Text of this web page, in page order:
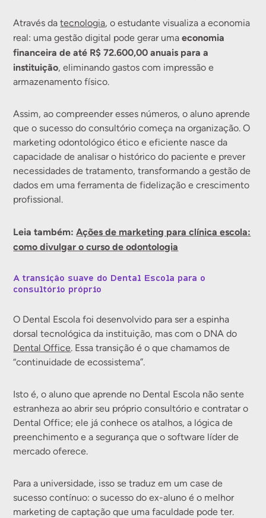
Através datecnologia, o estudante visualiza a economia
real: uma gestão digital pode gerar umaeconomia
financeira de até R$ 72.600,00 anuais para a
instituição, eliminando gastos com impressão e
armazenamento físico.
Assim, ao compreender esses números, o aluno aprende
que o sucesso do consultório começa na organização. O
marketing odontológico ético e eficiente nasce da
capacidade de analisar o histórico do paciente e prever
necessidades de tratamento, transformando a gestão de
dados em uma ferramenta de fidelização e crescimento
profissional.
Leia também: Ações de marketing para clínica escola:
como divulgar o curso de odontologia
A transição suave do Dental Escola para o
consultório próprio
O Dental Escola foi desenvolvido para ser a espinha
dorsal tecnológica da instituição, mas com o DNA do
Dental Office. Essa transição é o que chamamos de
“continuidade de ecossistema”.
Isto é, o aluno que aprende no Dental Escola não sente
estranheza ao abrir seu próprio consultório e contratar o
Dental Office; ele já conhece os atalhos, a lógica de
preenchimento e a segurança que o software líder de
mercado oferece.
Para a universidade, isso se traduz em um case de
sucesso contínuo: o sucesso do ex-aluno é o melhor
marketing de captação que uma faculdade pode ter.